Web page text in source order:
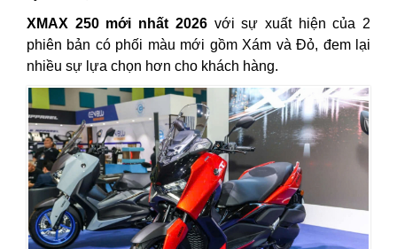
XMAX 250 mới nhất 2026với sự xuất hiện của 2
phiên bản có phối màu mới gồm Xám và Đỏ, đem lại
nhiều sự lựa chọn hơn cho khách hàng.